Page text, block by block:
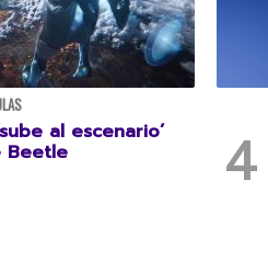
al escenario’
Beetle